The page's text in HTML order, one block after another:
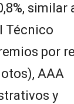
similar
Técnico
por
AAA
y